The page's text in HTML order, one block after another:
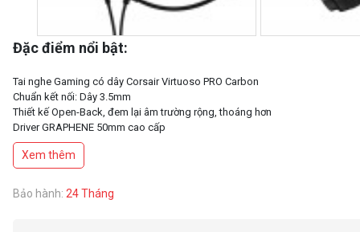
Đặc điểm nổi bật:
Tai nghe Gaming có dây Corsair Virtuoso PRO Carbon
Chuẩn kết nối: Dây 3.5mm
Thiết kế Open-Back, đem lại âm trường rộng, thoáng hơn
Driver GRAPHENE 50mm cao cấp
Đệm tai nghe Memory Foam bọc vải đem lại cảm giác êm ái lâu dài
Chất âm cân bằng, phù hợp cho việc giải trí từ Chơi game / Nghe nhạc /
Hoạt động với Elgato Wave Link: Tinh chỉnh cài đặt âm thanh trong Elgato
thông qua micrô Wave, Wave XLR và Stream Deck +.
Khả năng tương thích phần mềm NVIDIA Broadcast và VST thông qua
Xem thêm
Bảo hành: 24 Tháng